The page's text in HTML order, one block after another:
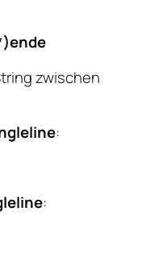
zwischen
:
: